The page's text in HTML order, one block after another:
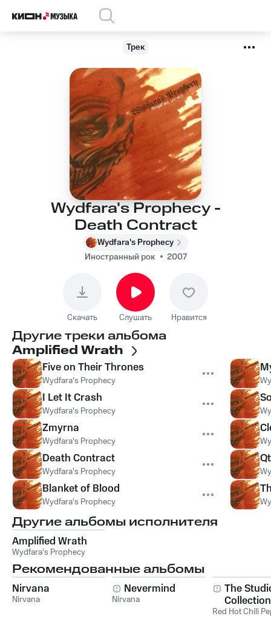
Трек
Wydfara's Prophecy -
Death Contract
Wydfara's Prophecy
Иностранный рок
2007
Скачать Слушать Нравится
Другие треки альбома
Amplified Wrath
Five on Their Thrones
Wydfara's Prophecy
I Let It Crash
Wydfara's Prophecy
Zmyrna
Wydfara's Prophecy
Death Contract
Wydfara's Prophecy
Blanket of Blood
Wydfara's Prophecy
Другие альбомы исполнителя
Amplified Wrath
Wydfara's Prophecy
Рекомендованные альбомы
Nirvana
Nirvana
Nevermind
Nirvana
The
Collection
Red Hot Chili